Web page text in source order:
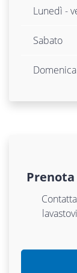
Lunedì -
Sabato
Domenica